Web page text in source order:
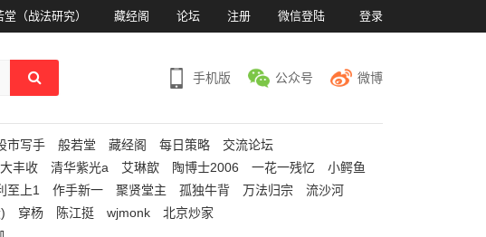
堂（战法研究） 藏经阁 论坛 注册 微信登陆 登录
手机版 公众号 微博
市写手 般若堂 藏经阁 每日策略
交流论坛
大丰收 清华紫光a 艾琳歆 陶博士2006 一花一残忆
小鳄鱼
至上1 作手新一 聚贤堂主 孤独牛背 万法归宗
流沙河
穿杨 陈江挺 wjmonk
北京炒家